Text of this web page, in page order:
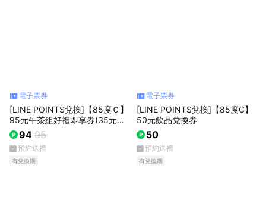
電子票券
[LINE POINTS兌換]【85度Ｃ】
95元午茶組好禮即享券(35元飲
品+60元蛋糕)
94 95
預約送禮
有兌換期
電子票券
[LINE POINTS兌換]【85度C】
50元飲品兌換券
50
預約送禮
有兌換期